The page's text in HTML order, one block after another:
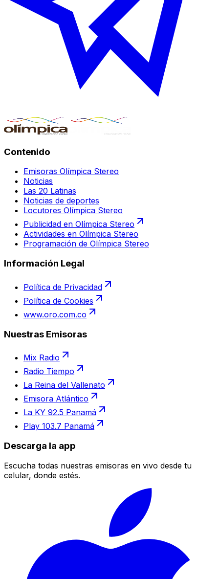
Contenido
Emisoras Olímpica Stereo
Noticias
Las 20 Latinas
Noticias de deportes
Locutores Olímpica Stereo
Publicidad en Olímpica Stereo
Actividades en Olímpica Stereo
Programación de Olímpica Stereo
Información Legal
Política de Privacidad
Política de Cookies
www.oro.com.co
Nuestras Emisoras
Mix Radio
Radio Tiempo
La Reina del Vallenato
Emisora Atlántico
La KY 92.5 Panamá
Play 103.7 Panamá
Descarga la app
Escucha todas nuestras emisoras en vivo desde tu
celular, donde estés.